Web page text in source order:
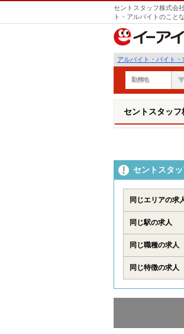
セントスタッフ株式会
ト・アルバイトのこと
アルバイト・バイト
勤務地
セントスタッ
セントスタ
同じエリアの求
同じ駅の求人
同じ職種の求人
同じ特徴の求人